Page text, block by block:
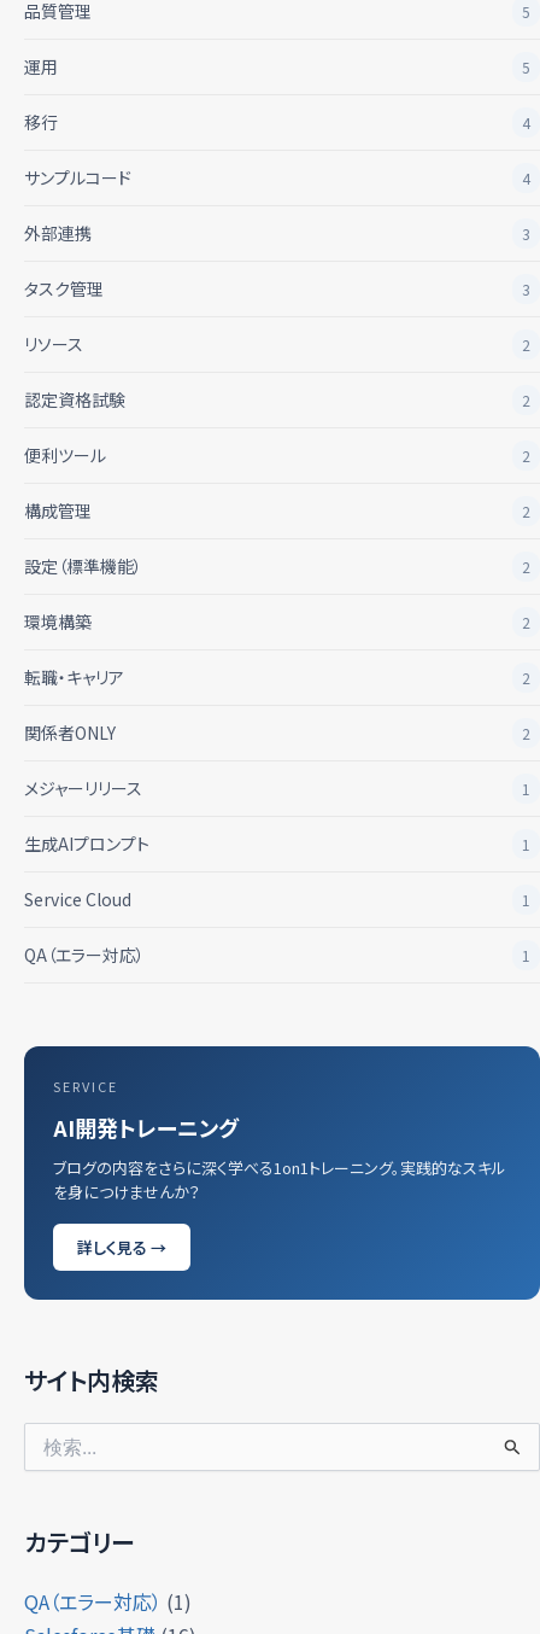
品質管理 5
運用 5
移行 4
サンプルコード 4
外部連携 3
タスク管理 3
リソース 2
認定資格試験 2
便利ツール 2
構成管理 2
設定（標準機能） 2
環境構築 2
転職・キャリア 2
関係者ONLY 2
メジャーリリース 1
生成AIプロンプト 1
Service Cloud 1
QA（エラー対応） 1
SERVICE
AI開発トレーニング
ブログの内容をさらに深く学べる1on1トレーニング。実践的なスキル
を身につけませんか？
詳しく見る →
サイト内検索
カテゴリー
QA（エラー対応） (1)